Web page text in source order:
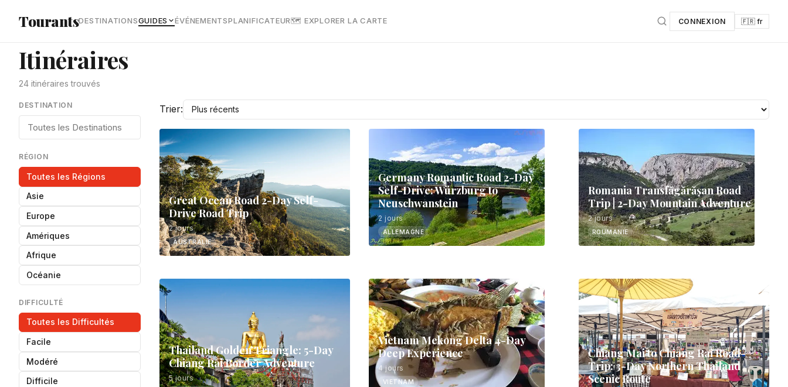
TourantsDESTINATIONSGUIDES ÉVÉNEMENTSPLANIFICATEUR🗺 EXPLORER LA CARTE CONNEXION 🇫🇷 fr
Itinéraires
24 itinéraires trouvés
DESTINATION
RÉGION
Toutes les Régions
Asie
Europe
Amériques
Afrique
Océanie
DIFFICULTÉ
Toutes les Difficultés
Facile
Modéré
Difficile
Trier:
Great Ocean Road 2-Day Self-
Drive Road Trip
2 jours
AUSTRALIE
Germany Romantic Road 2-Day
Self-Drive: Würzburg to
Neuschwanstein
2 jours
ALLEMAGNE
Romania Transfăgărășan Road
Trip | 2-Day Mountain Adventure
2 jours
ROUMANIE
Thailand Golden Triangle: 5-Day
Chiang Rai Border Adventure
5 jours
Vietnam Mekong Delta 4-Day
Deep Experience
4 jours
VIETNAM
Chiang Mai to Chiang Rai Road-
Trip: 3-Day Northern Thailand
Scenic Route